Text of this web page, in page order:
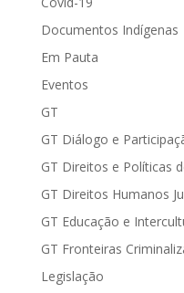
Documentos Indígenas
Em Pauta
Eventos
GT
GT Diálogo e
GT Direitos e Políticas
GT Direitos Humanos
GT Educação e
GT Fronteiras
Legislação